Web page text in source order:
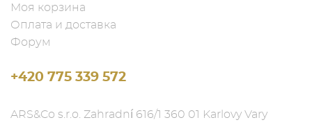
Моя корзина
Оплата и доставка
Форум
+420 775 339 572
ARS&Co s.r.o. Zahradní 616/1 360 01 Karlovy Vary